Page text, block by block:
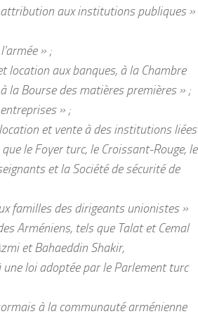
aux institutions publiques »
» ;
location aux banques, à la Chambre
la Bourse des matières premières » ;
» ;
et vente à des institutions liées
le Foyer turc, le Croissant-Rouge, le
et la Société de sécurité de
familles des dirigeants unionistes »
Arméniens, tels que Talat et Cemal
et Bahaeddin Shakir,
loi adoptée par le Parlement turc
à la communauté arménienne